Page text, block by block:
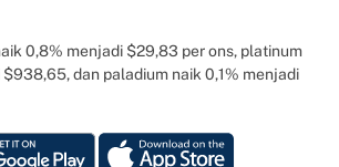
0,8% menjadi $29,83 per ons, platinum
dan paladium naik 0,1% menjadi